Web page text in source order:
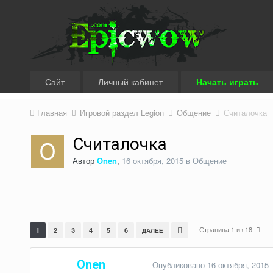
Сайт Личный кабинет Начать играть
Главная Игровой раздел Legion Общение Считалочка
Считалочка
Автор Onen, 16 октября, 2015в Общение
1 2 3 4 5 6 ДАЛЕЕ Страница 1 из 18
Onen Опубликовано 16 октября, 2015